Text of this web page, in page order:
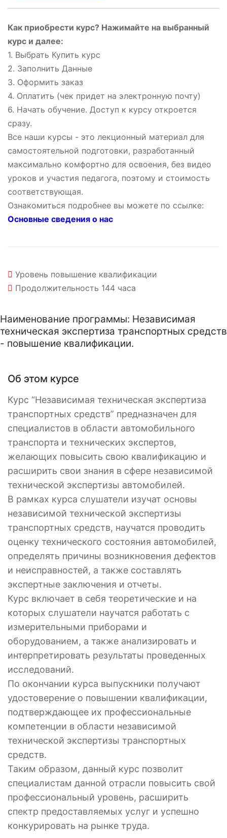
Как приобрести курс? Нажимайте на выбранный
курс и далее:
1. Выбрать Купить курс
2. Заполнить Данные
3. Оформить заказ
4. Оплатить (чек придет на электронную почту)
6. Начать обучение. Доступ к курсу откроется
сразу.
Все наши курсы - это лекционный материал для
самостоятельной подготовки, разработанный
максимально комфортно для освоения, без видео
уроков и участия педагога, поэтому и стоимость
соответствующая.
Ознакомиться подробнее вы можете по ссылке:
Основные сведения о нас
Уровень повышение квалификации
Продолжительность 144 часа
Наименование программы: Независимая
техническая экспертиза транспортных средств
- повышение квалификации.
Об этом курсе
Курс “Независимая техническая экспертиза
транспортных средств” предназначен для
специалистов в области автомобильного
транспорта и технических экспертов,
желающих повысить свою квалификацию и
расширить свои знания в сфере независимой
технической экспертизы автомобилей.
В рамках курса слушатели изучат основы
независимой технической экспертизы
транспортных средств, научатся проводить
оценку технического состояния автомобилей,
определять причины возникновения дефектов
и неисправностей, а также составлять
экспертные заключения и отчеты.
Курс включает в себя теоретические и на
которых слушатели научатся работать с
измерительными приборами и
оборудованием, а также анализировать и
интерпретировать результаты проведенных
исследований.
По окончании курса выпускники получают
удостоверение о повышении квалификации,
подтверждающее их профессиональные
компетенции в области независимой
технической экспертизы транспортных
средств.
Таким образом, данный курс позволит
специалистам данной отрасли повысить свой
профессиональный уровень, расширить
спектр предоставляемых услуг и успешно
конкурировать на рынке труда.